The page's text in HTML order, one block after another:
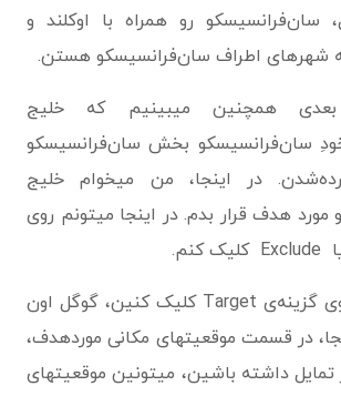
سان‌فرانسیسکو رو همراه با اوکلند و
شهرهای اطراف سان‌فرانسیسکو هستن.
همچنین میبینیم که خلیج
سان‌فرانسیسکو بخش سان‌فرانسیسکو
در اینجا، من میخوام خلیج
مورد هدف قرار بدم. در اینجا میتونم روی
به محض اینکه روی گزینه‌ی Target کلیک کنین، گوگل اون
در قسمت موقعیتهای مکانی موردهدف،
داشته باشین، میتونین موقعیتهای